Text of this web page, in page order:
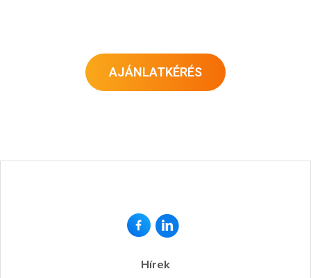
AJÁNLATKÉRÉS
Hírek